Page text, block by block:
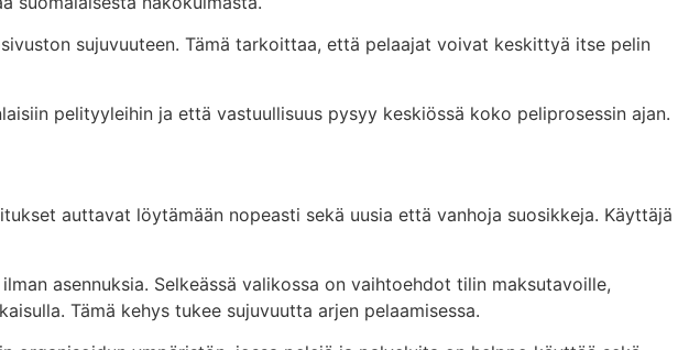
sujuvuuteen. Tämä tarkoittaa, että pelaajat voivat keskittyä itse pelin
pelityyleihin ja että vastuullisuus pysyy keskiössä koko peliprosessin ajan.
auttavat löytämään nopeasti sekä uusia että vanhoja suosikkeja. Käyttäjä
asennuksia. Selkeässä valikossa on vaihtoehdot tilin maksutavoille,
Tämä kehys tukee sujuvuutta arjen pelaamisessa.